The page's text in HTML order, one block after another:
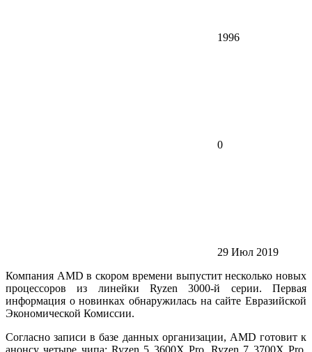
1996
0
29 Июл 2019
Компания AMD в скором времени выпустит несколько новых
процессоров из линейки Ryzen 3000-й серии. Первая
информация о новинках обнаружилась на сайте Евразийской
Экономической Комиссии.
Согласно записи в базе данных организации, AMD готовит к
анонсу четыре чипа: Ryzen 5 3600X Pro, Ryzen 7 3700X Pro,